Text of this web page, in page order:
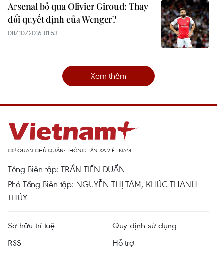
Arsenal bỏ qua Olivier Giroud: Thay
đổi quyết định của Wenger?
08/10/2016 01:53
Xem thêm
CƠ QUAN CHỦ QUẢN: THÔNG TẤN XÃ VIỆT NAM
Tổng Biên tập: TRẦN TIẾN DUẨN
Phó Tổng Biên tập: NGUYỄN THỊ TÁM, KHÚC THANH
THỦY
Sở hữu trí tuệ
Quy định sử dụng
RSS
Hỗ trợ